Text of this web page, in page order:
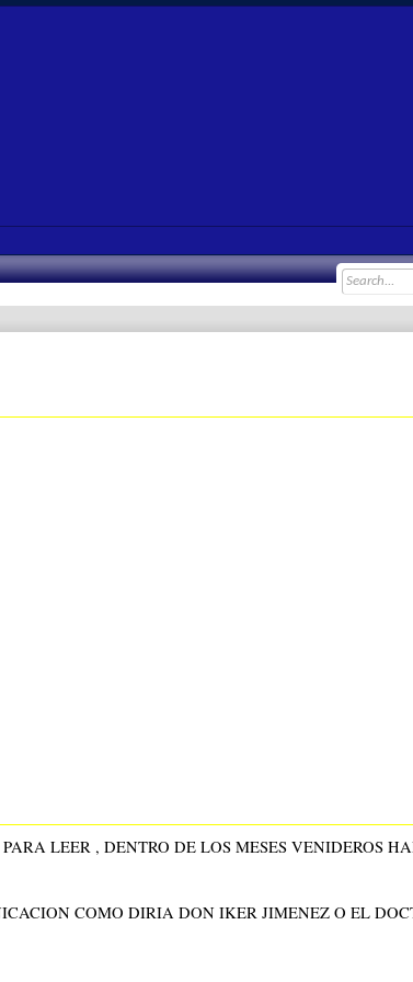
LEER , DENTRO DE LOS MESES VENIDEROS
COMO DIRIA DON IKER JIMENEZ O EL